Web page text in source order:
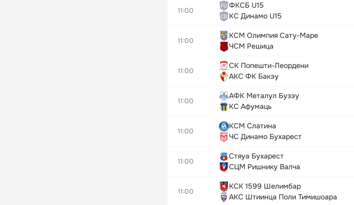
11:00
ФКСБ U15
КС Динамо U15
11:00
КСМ Олимпия Сату-Маре
ЧСМ Решица
11:00
СК Попешти-Леордени
АКС ФК Бакэу
11:00
АФК Металул Бузэу
КС Афумаць
11:00
КСМ Слатина
ЧС Динамо Бухарест
11:00
Стяуа Бухарест
СЦМ Ришнику Валча
11:00
КСК 1599 Шелимбар
АКС Штиинца Поли Тимишоара